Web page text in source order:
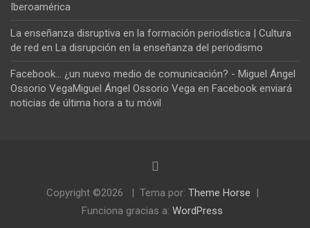
Iberoamérica
La enseñanza disruptiva en la formación periodística | Cultura
de red en La disrupción en la enseñanza del periodismo
Facebook... ¿un nuevo medio de comunicación? - Miguel Ángel
Ossorio VegaMiguel Ángel Ossorio Vega en Facebook enviará
noticias de última hora a tu móvil
Copyright ©2026 Tema por: Theme Horse
Funciona gracias a: WordPress